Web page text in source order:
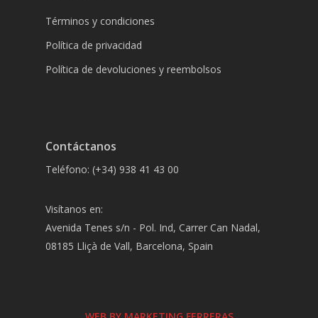
Términos y condiciones
Política de privacidad
Política de devoluciones y reembolsos
Contáctanos
Teléfono: (+34) 938 41 43 00
Visítanos en:
Avenida Tenes s/n - Pol. Ind, Carrer Can Nadal,
08185 Lliçà de Vall, Barcelona, Spain